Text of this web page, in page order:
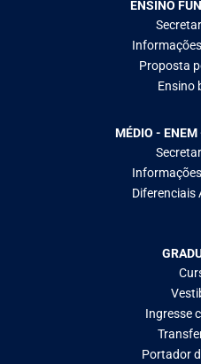
ENSINO
Proposta
Ensino
MÉDIO -
Diferenciais
Ingresse
Portador